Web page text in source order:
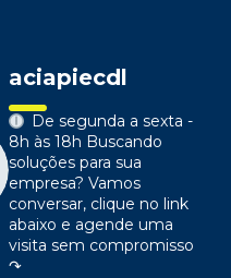
aciapiecdl
De segunda a sexta -
8h às 18h Buscando
soluções para sua
empresa? Vamos
conversar, clique no link
abaixo e agende uma
visita sem compromisso
↷